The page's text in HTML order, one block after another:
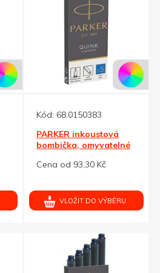
Kód: 68.0150383
PARKER inkoustová
bombička, omyvatelné
Cena od 93,30 Kč
VLOŽIT DO VÝBĚRU